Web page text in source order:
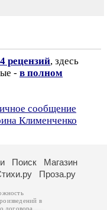
рецензий, здесь
- в полном
сообщение
Клименченко
Поиск
Магазин
Проза.ру
в
договора